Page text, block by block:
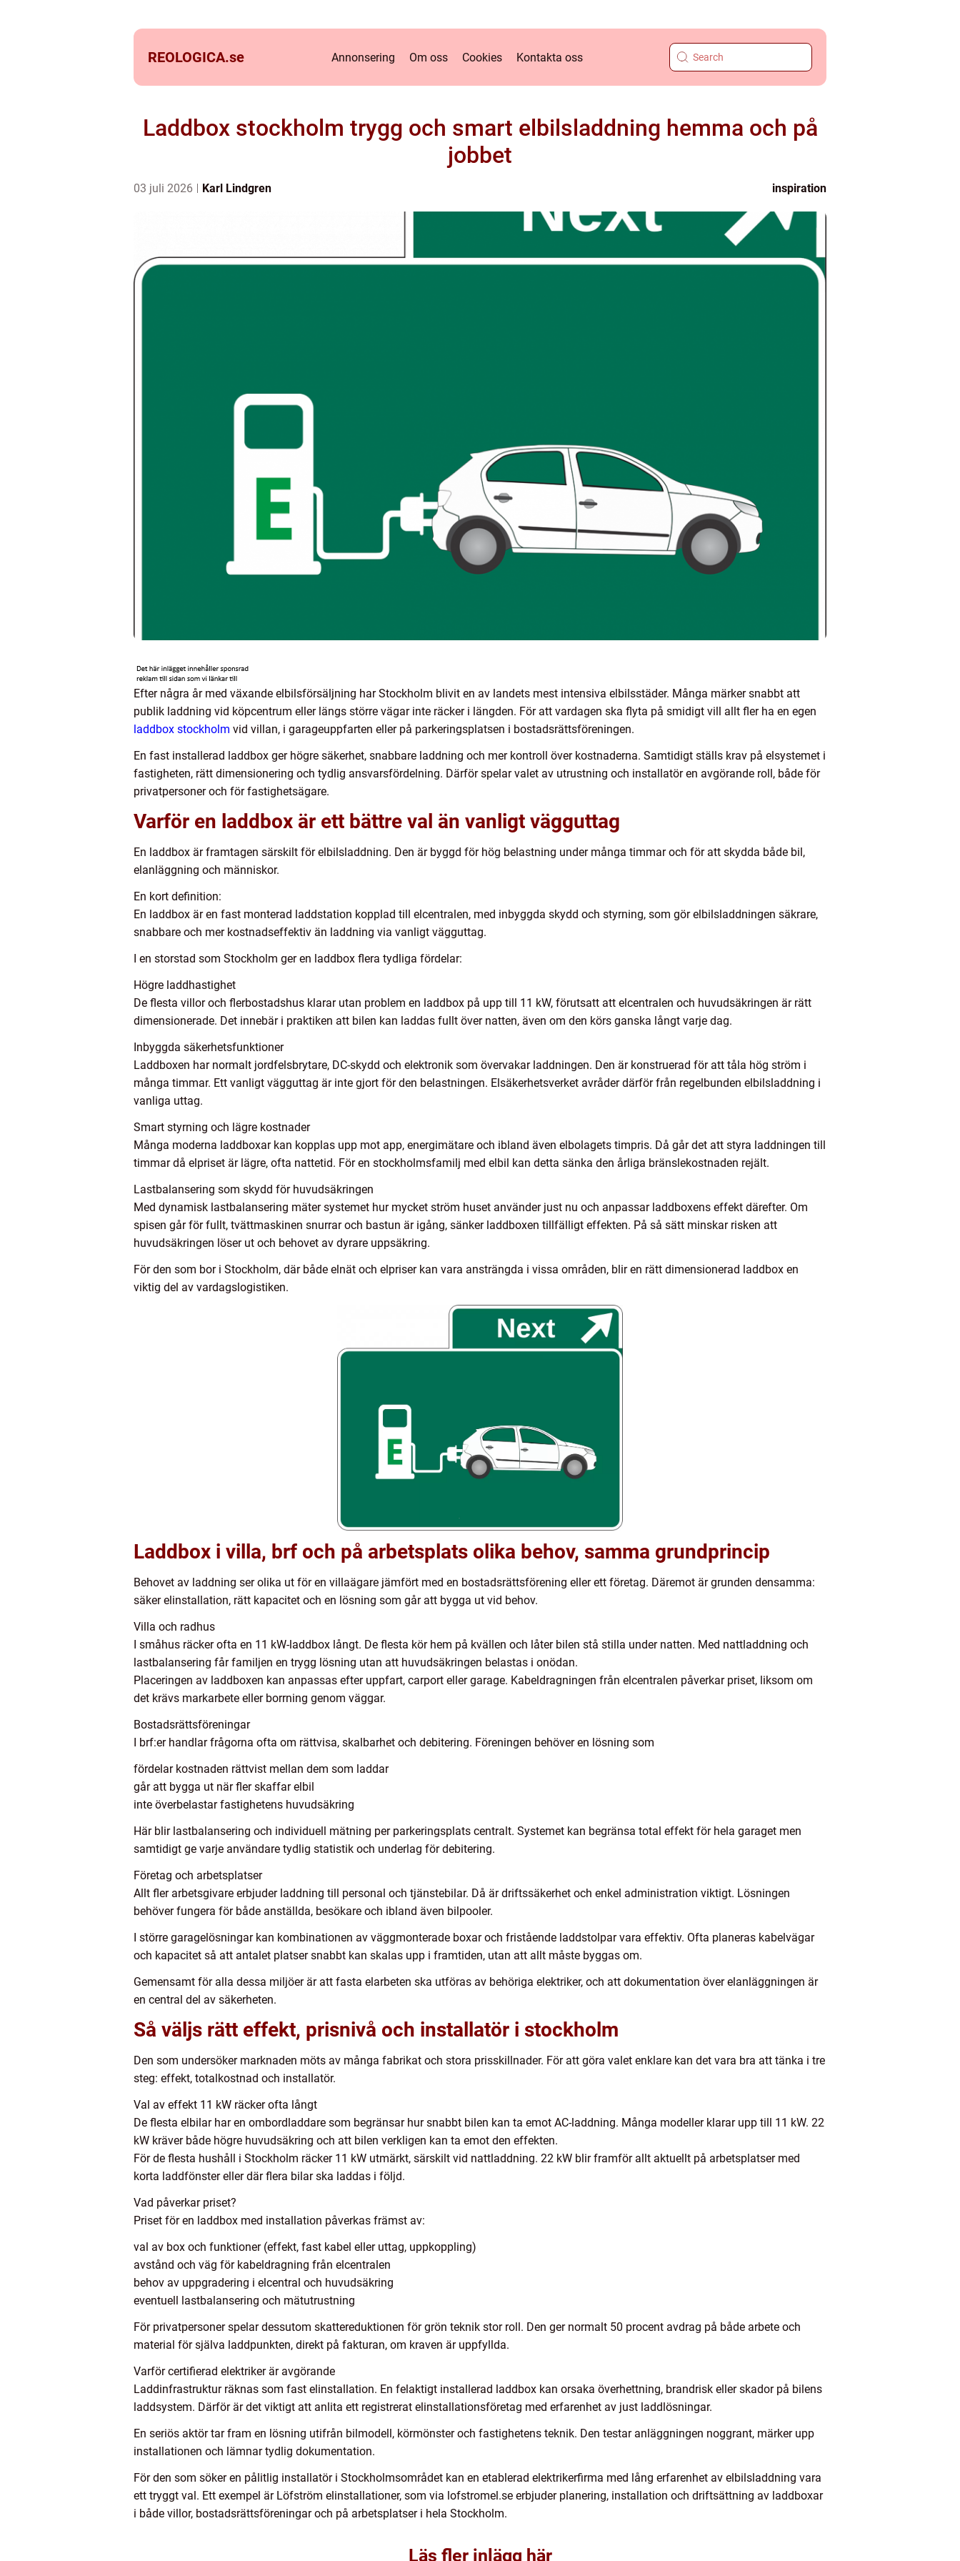
REOLOGICA.se Annonsering Om oss Cookies Kontakta oss
Laddbox stockholm trygg och smart elbilsladdning hemma och på
jobbet
03 juli 2026 Karl Lindgren inspiration
Efter några år med växande elbilsförsäljning har Stockholm blivit en av landets mest intensiva elbilsstäder. Många märker snabbt att
publik laddning vid köpcentrum eller längs större vägar inte räcker i längden. För att vardagen ska flyta på smidigt vill allt fler ha en egen
laddbox stockholm vid villan, i garageuppfarten eller på parkeringsplatsen i bostadsrättsföreningen.
En fast installerad laddbox ger högre säkerhet, snabbare laddning och mer kontroll över kostnaderna. Samtidigt ställs krav på elsystemet i
fastigheten, rätt dimensionering och tydlig ansvarsfördelning. Därför spelar valet av utrustning och installatör en avgörande roll, både för
privatpersoner och för fastighetsägare.
Varför en laddbox är ett bättre val än vanligt vägguttag
En laddbox är framtagen särskilt för elbilsladdning. Den är byggd för hög belastning under många timmar och för att skydda både bil,
elanläggning och människor.
En kort definition:
En laddbox är en fast monterad laddstation kopplad till elcentralen, med inbyggda skydd och styrning, som gör elbilsladdningen säkrare,
snabbare och mer kostnadseffektiv än laddning via vanligt vägguttag.
I en storstad som Stockholm ger en laddbox flera tydliga fördelar:
Högre laddhastighet
De flesta villor och flerbostadshus klarar utan problem en laddbox på upp till 11 kW, förutsatt att elcentralen och huvudsäkringen är rätt
dimensionerade. Det innebär i praktiken att bilen kan laddas fullt över natten, även om den körs ganska långt varje dag.
Inbyggda säkerhetsfunktioner
Laddboxen har normalt jordfelsbrytare, DC-skydd och elektronik som övervakar laddningen. Den är konstruerad för att tåla hög ström i
många timmar. Ett vanligt vägguttag är inte gjort för den belastningen. Elsäkerhetsverket avråder därför från regelbunden elbilsladdning i
vanliga uttag.
Smart styrning och lägre kostnader
Många moderna laddboxar kan kopplas upp mot app, energimätare och ibland även elbolagets timpris. Då går det att styra laddningen till
timmar då elpriset är lägre, ofta nattetid. För en stockholmsfamilj med elbil kan detta sänka den årliga bränslekostnaden rejält.
Lastbalansering som skydd för huvudsäkringen
Med dynamisk lastbalansering mäter systemet hur mycket ström huset använder just nu och anpassar laddboxens effekt därefter. Om
spisen går för fullt, tvättmaskinen snurrar och bastun är igång, sänker laddboxen tillfälligt effekten. På så sätt minskar risken att
huvudsäkringen löser ut och behovet av dyrare uppsäkring.
För den som bor i Stockholm, där både elnät och elpriser kan vara ansträngda i vissa områden, blir en rätt dimensionerad laddbox en
viktig del av vardagslogistiken.
Laddbox i villa, brf och på arbetsplats olika behov, samma grundprincip
Behovet av laddning ser olika ut för en villaägare jämfört med en bostadsrättsförening eller ett företag. Däremot är grunden densamma:
säker elinstallation, rätt kapacitet och en lösning som går att bygga ut vid behov.
Villa och radhus
I småhus räcker ofta en 11 kW-laddbox långt. De flesta kör hem på kvällen och låter bilen stå stilla under natten. Med nattladdning och
lastbalansering får familjen en trygg lösning utan att huvudsäkringen belastas i onödan.
Placeringen av laddboxen kan anpassas efter uppfart, carport eller garage. Kabeldragningen från elcentralen påverkar priset, liksom om
det krävs markarbete eller borrning genom väggar.
Bostadsrättsföreningar
I brf:er handlar frågorna ofta om rättvisa, skalbarhet och debitering. Föreningen behöver en lösning som
fördelar kostnaden rättvist mellan dem som laddar
går att bygga ut när fler skaffar elbil
inte överbelastar fastighetens huvudsäkring
Här blir lastbalansering och individuell mätning per parkeringsplats centralt. Systemet kan begränsa total effekt för hela garaget men
samtidigt ge varje användare tydlig statistik och underlag för debitering.
Företag och arbetsplatser
Allt fler arbetsgivare erbjuder laddning till personal och tjänstebilar. Då är driftssäkerhet och enkel administration viktigt. Lösningen
behöver fungera för både anställda, besökare och ibland även bilpooler.
I större garagelösningar kan kombinationen av väggmonterade boxar och fristående laddstolpar vara effektiv. Ofta planeras kabelvägar
och kapacitet så att antalet platser snabbt kan skalas upp i framtiden, utan att allt måste byggas om.
Gemensamt för alla dessa miljöer är att fasta elarbeten ska utföras av behöriga elektriker, och att dokumentation över elanläggningen är
en central del av säkerheten.
Så väljs rätt effekt, prisnivå och installatör i stockholm
Den som undersöker marknaden möts av många fabrikat och stora prisskillnader. För att göra valet enklare kan det vara bra att tänka i tre
steg: effekt, totalkostnad och installatör.
Val av effekt 11 kW räcker ofta långt
De flesta elbilar har en ombordladdare som begränsar hur snabbt bilen kan ta emot AC-laddning. Många modeller klarar upp till 11 kW. 22
kW kräver både högre huvudsäkring och att bilen verkligen kan ta emot den effekten.
För de flesta hushåll i Stockholm räcker 11 kW utmärkt, särskilt vid nattladdning. 22 kW blir framför allt aktuellt på arbetsplatser med
korta laddfönster eller där flera bilar ska laddas i följd.
Vad påverkar priset?
Priset för en laddbox med installation påverkas främst av:
val av box och funktioner (effekt, fast kabel eller uttag, uppkoppling)
avstånd och väg för kabeldragning från elcentralen
behov av uppgradering i elcentral och huvudsäkring
eventuell lastbalansering och mätutrustning
För privatpersoner spelar dessutom skattereduktionen för grön teknik stor roll. Den ger normalt 50 procent avdrag på både arbete och
material för själva laddpunkten, direkt på fakturan, om kraven är uppfyllda.
Varför certifierad elektriker är avgörande
Laddinfrastruktur räknas som fast elinstallation. En felaktigt installerad laddbox kan orsaka överhettning, brandrisk eller skador på bilens
laddsystem. Därför är det viktigt att anlita ett registrerat elinstallationsföretag med erfarenhet av just laddlösningar.
En seriös aktör tar fram en lösning utifrån bilmodell, körmönster och fastighetens teknik. Den testar anläggningen noggrant, märker upp
installationen och lämnar tydlig dokumentation.
För den som söker en pålitlig installatör i Stockholmsområdet kan en etablerad elektrikerfirma med lång erfarenhet av elbilsladdning vara
ett tryggt val. Ett exempel är Löfström elinstallationer, som via lofstromel.se erbjuder planering, installation och driftsättning av laddboxar
i både villor, bostadsrättsföreningar och på arbetsplatser i hela Stockholm.
Läs fler inlägg här